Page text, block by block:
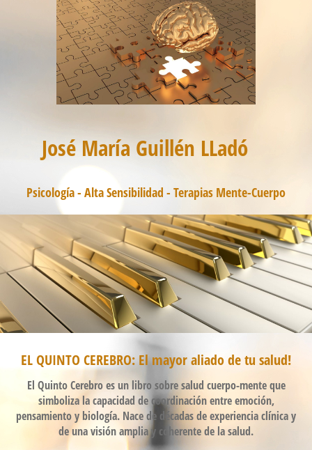
José María Guillén LLadó
Psicología - Alta Sensibilidad - Terapias Mente-Cuerpo
EL QUINTO CEREBRO: El mayor aliado de tu salud!
El Quinto Cerebro es un libro sobre salud cuerpo-mente que
simboliza la capacidad de coordinación entre emoción,
pensamiento y biología. Nace de décadas de experiencia clínica y
de una visión amplia y coherente de la salud.